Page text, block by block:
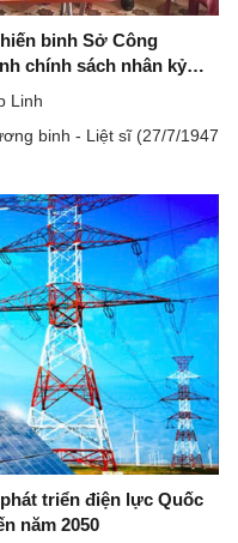
binh Sở Công
chính sách nhân kỷ
sĩ
Linh
binh - Liệt sĩ (27/7/1947
triển điện lực Quốc
năm 2050